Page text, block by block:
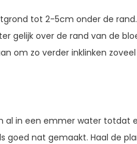
tot 2-5cm onder de
gelijk over de rand van de
om zo verder inklinken
al in een emmer water totdat
goed nat gemaakt. Haal de